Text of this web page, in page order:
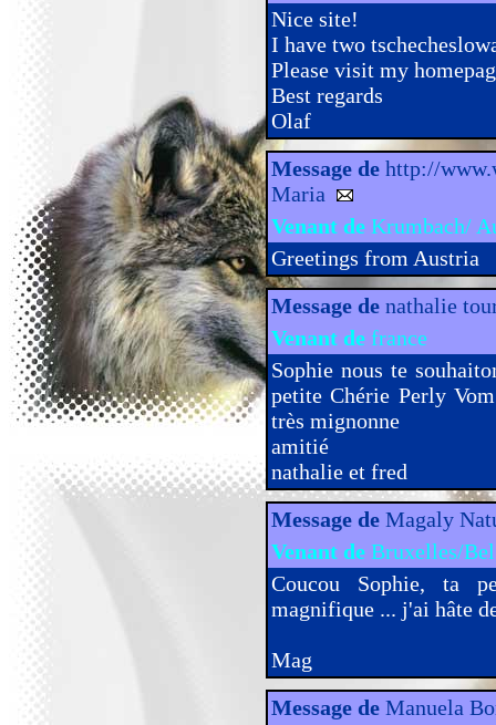
Nice site!
I have two
Please visit my
Best regards
Olaf
Message de http://
Maria
Venant de Krumbach/
Greetings from Austria
Message de nathalie
Venant de france
Sophie nous te
petite Chérie Perly
très mignonne
amitié
nathalie et fred
Message de Magaly
Venant de Bruxelles/
Coucou Sophie, ta
magnifique ... j'ai hâte
Mag
Message de Manuela